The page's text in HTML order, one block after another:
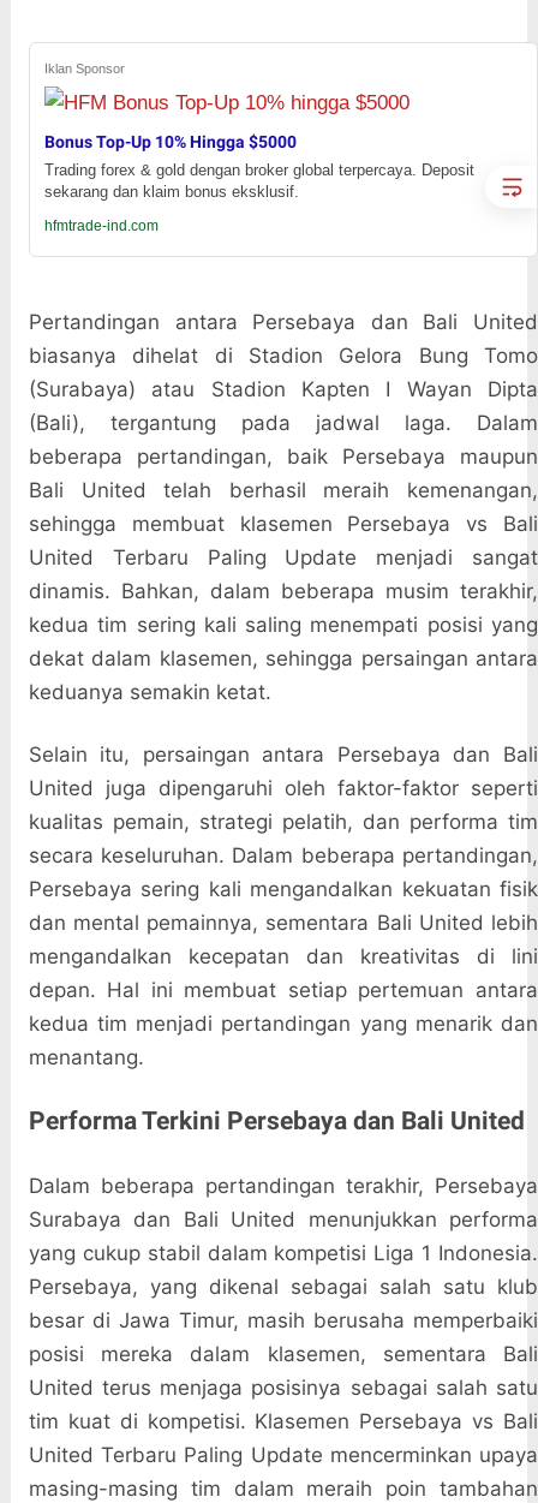
Iklan Sponsor
Bonus Top-Up 10% Hingga $5000
Trading forex & gold dengan broker global terpercaya. Deposit
sekarang dan klaim bonus eksklusif.
hfmtrade-ind.com
Pertandingan antara Persebaya dan Bali United
biasanya dihelat di Stadion Gelora Bung Tomo
(Surabaya) atau Stadion Kapten I Wayan Dipta
(Bali), tergantung pada jadwal laga. Dalam
beberapa pertandingan, baik Persebaya maupun
Bali United telah berhasil meraih kemenangan,
sehingga membuat klasemen Persebaya vs Bali
United Terbaru Paling Update menjadi sangat
dinamis. Bahkan, dalam beberapa musim terakhir,
kedua tim sering kali saling menempati posisi yang
dekat dalam klasemen, sehingga persaingan antara
keduanya semakin ketat.
Selain itu, persaingan antara Persebaya dan Bali
United juga dipengaruhi oleh faktor-faktor seperti
kualitas pemain, strategi pelatih, dan performa tim
secara keseluruhan. Dalam beberapa pertandingan,
Persebaya sering kali mengandalkan kekuatan fisik
dan mental pemainnya, sementara Bali United lebih
mengandalkan kecepatan dan kreativitas di lini
depan. Hal ini membuat setiap pertemuan antara
kedua tim menjadi pertandingan yang menarik dan
menantang.
Performa Terkini Persebaya dan Bali United
Dalam beberapa pertandingan terakhir, Persebaya
Surabaya dan Bali United menunjukkan performa
yang cukup stabil dalam kompetisi Liga 1 Indonesia.
Persebaya, yang dikenal sebagai salah satu klub
besar di Jawa Timur, masih berusaha memperbaiki
posisi mereka dalam klasemen, sementara Bali
United terus menjaga posisinya sebagai salah satu
tim kuat di kompetisi. Klasemen Persebaya vs Bali
United Terbaru Paling Update mencerminkan upaya
masing-masing tim dalam meraih poin tambahan